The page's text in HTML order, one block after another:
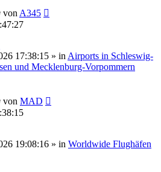
von A345
17:38:15 » in Airports in Schleswig-
und Mecklenburg-Vorpommern
von MAD
19:08:16 » in Worldwide Flughäfen